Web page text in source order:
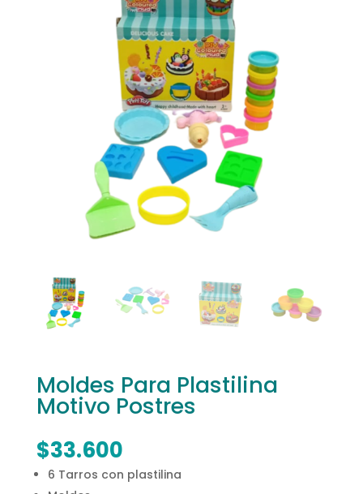
Moldes Para Plastilina
Motivo Postres
$33.600
6 Tarros con plastilina